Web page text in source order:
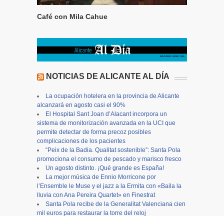
Café con Mila Cahue
NOTICIAS DE ALICANTE AL DÍA
La ocupación hotelera en la provincia de Alicante
alcanzará en agosto casi el 90%
El Hospital Sant Joan d’Alacant incorpora un
sistema de monitorización avanzada en la UCI que
permite detectar de forma precoz posibles
complicaciones de los pacientes
“Peix de la Badia. Qualitat sostenible”: Santa Pola
promociona el consumo de pescado y marisco fresco
Un agosto distinto. ¡Qué grande es España!
La mejor música de Ennio Morricone por
l’Ensemble le Muse y el jazz a la Ermita con «Baila la
lluvia con Ana Pereira Quartet» en Finestrat
Santa Pola recibe de la Generalitat Valenciana cien
mil euros para restaurar la torre del reloj